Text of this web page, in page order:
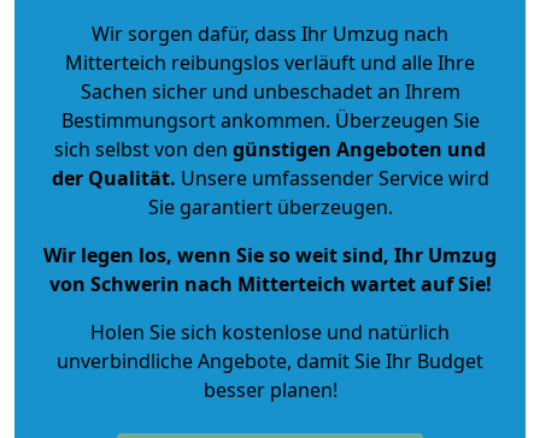
Wir sorgen dafür, dass Ihr Umzug nach
Mitterteich reibungslos verläuft und alle Ihre
Sachen sicher und unbeschadet an Ihrem
Bestimmungsort ankommen. Überzeugen Sie
sich selbst von den günstigen Angeboten und
der Qualität. Unsere umfassender Service wird
Sie garantiert überzeugen.
Wir legen los, wenn Sie so weit sind, Ihr Umzug
von Schwerin nach Mitterteich wartet auf Sie!
Holen Sie sich kostenlose und natürlich
unverbindliche Angebote, damit Sie Ihr Budget
besser planen!